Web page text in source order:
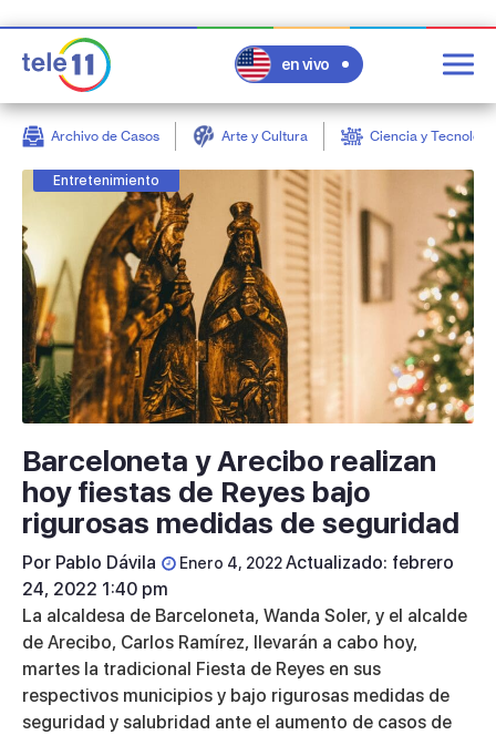
en vivo
Archivo de Casos Arte y Cultura Ciencia y
Entretenimiento
Barceloneta y Arecibo realizan
hoy fiestas de Reyes bajo
rigurosas medidas de seguridad
Por Pablo Dávila Enero 4, 2022Actualizado: febrero
24, 2022 1:40 pm
La alcaldesa de Barceloneta, Wanda Soler, y el alcalde
de Arecibo, Carlos Ramírez, llevarán a cabo hoy,
martes la tradicional Fiesta de Reyes en sus
respectivos municipios y bajo rigurosas medidas de
seguridad y salubridad ante el aumento de casos de
post